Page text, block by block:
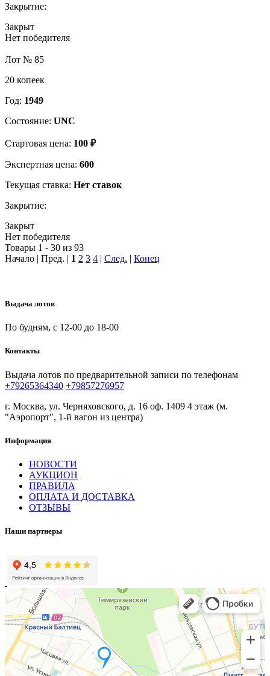
Закрытие:
Закрыт
Нет победителя
Лот № 85
20 копеек
Год: 1949
Состояние: UNC
Стартовая цена: 100 ₽
Экспертная цена: 600
Текущая ставка: Нет ставок
Закрытие:
Закрыт
Нет победителя
Товары 1 - 30 из 93
Начало | Пред. | 1 2 3 4 | След. | Конец
Выдача лотов
По будням, с 12-00 до 18-00
Контакты
Выдача лотов по предварительной записи по телефонам
+79265364340 +79857276957
г. Москва, ул. Черняховского, д. 16 оф. 1409 4 этаж (м.
"Аэропорт", 1-й вагон из центра)
Информация
НОВОСТИ
АУКЦИОН
ПРАВИЛА
ОПЛАТА И ДОСТАВКА
ОТЗЫВЫ
Наши партнеры